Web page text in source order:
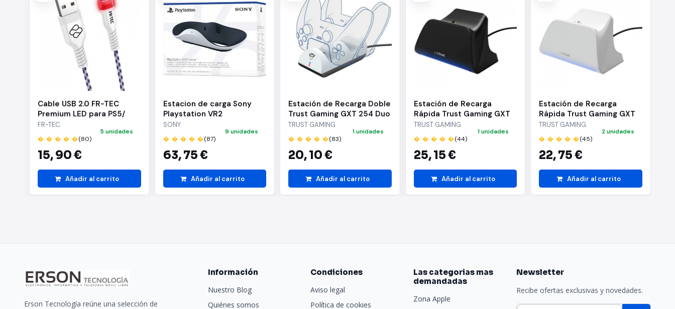
Cable USB 2.0 FR-TEC
Premium LED para PS5/
USB Tipo-C Macho - USB
Macho/ 3m/ Blanc
FR-TEC
� � � � �(80)
15,90 €
5 unidades
Añadir al carrito
Estacion de carga Sony
Playstation VR2
SONY
� � � � �(87)
63,75 €
9 unidades
Añadir al carrito
Estación de Recarga Doble
Trust Gaming GXT 254 Duo
Charge Dock para PS5
TRUST GAMING
� � � � �(83)
20,10 €
1 unidades
Añadir al carrito
Estación de Recarga
Rápida Trust Gaming GXT
255 para PS5
TRUST GAMING
� � � � �(44)
25,15 €
1 unidades
Añadir al carrito
Estación de Recarga
Rápida Trust Gaming GXT
255 para PS5/ Blanco
TRUST GAMING
� � � � �(45)
22,75 €
2 unidades
Añadir al carrito
Erson Tecnología reúne una selección de
Información
Nuestro Blog
Quiénes somos
Condiciones
Aviso legal
Política de cookies
Las categorias mas
demandadas
Zona Apple
Newsletter
Recibe ofertas exclusivas y novedades.